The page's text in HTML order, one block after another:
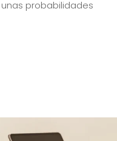
probabilidades